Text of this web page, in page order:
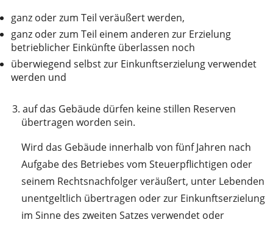
ganz oder zum Teil veräußert werden,
ganz oder zum Teil einem anderen zur Erzielung
betrieblicher Einkünfte überlassen noch
überwiegend selbst zur Einkunftserzielung verwendet
werden und
3. auf das Gebäude dürfen keine stillen Reserven
übertragen worden sein.
Wird das Gebäude innerhalb von fünf Jahren nach
Aufgabe des Betriebes vom Steuerpflichtigen oder
seinem Rechtsnachfolger veräußert, unter Lebenden
unentgeltlich übertragen oder zur Einkunftserzielung
im Sinne des zweiten Satzes verwendet oder